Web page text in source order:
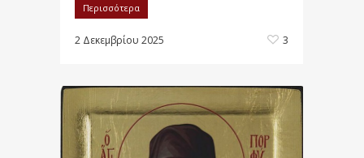
Περισσότερα
2 Δεκεμβρίου 2025 3